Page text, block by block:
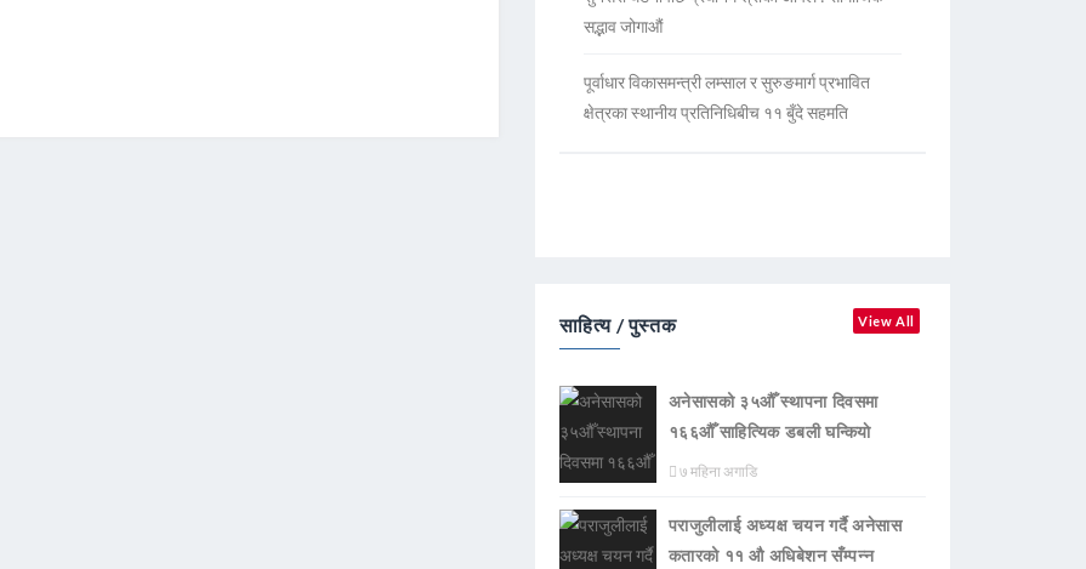
सद्भाव जोगाऔं
पूर्वाधार विकासमन्त्री लम्साल र सुरुङमार्ग प्रभावित
क्षेत्रका स्थानीय प्रतिनिधिबीच ११ बुँदे सहमति
साहित्य / पुस्तक View All
अनेसासको ३५औँ स्थापना दिवसमा
१६६औँ साहित्यिक डबली घन्कियाे
७ महिना अगाडि
पराजुलीलाई अध्यक्ष चयन गर्दै अनेसास
कतारको ११ औ अधिबेशन सँम्पन्न